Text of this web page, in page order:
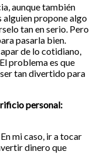
aunque también
alguien propone algo
tan en serio. Pero
pasarla bien.
de lo cotidiano,
problema es que
tan divertido para
personal:
mi caso, ir a tocar
dinero que